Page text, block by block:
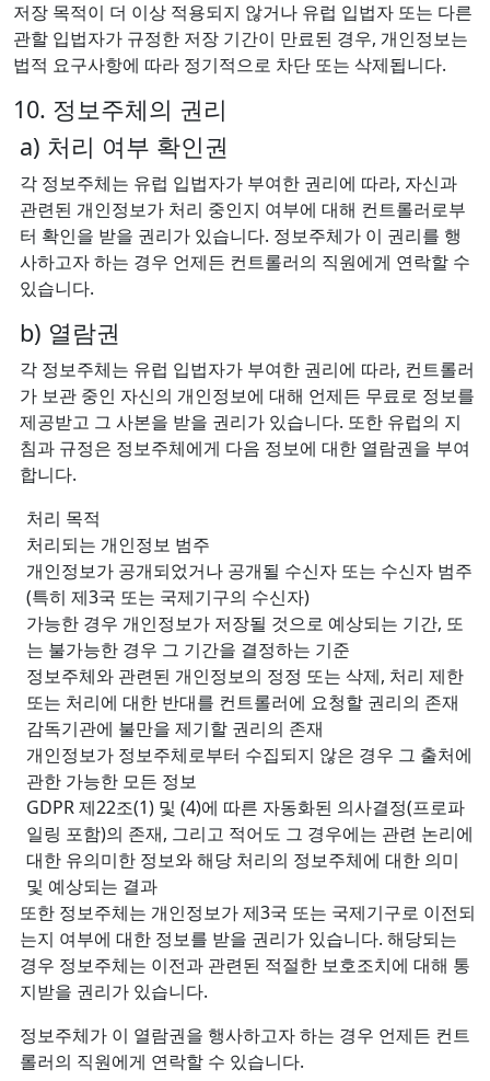
저장 목적이 더 이상 적용되지 않거나 유럽 입법자 또는 다른
관할 입법자가 규정한 저장 기간이 만료된 경우, 개인정보는
법적 요구사항에 따라 정기적으로 차단 또는 삭제됩니다.
10. 정보주체의 권리
a) 처리 여부 확인권
각 정보주체는 유럽 입법자가 부여한 권리에 따라, 자신과
관련된 개인정보가 처리 중인지 여부에 대해 컨트롤러로부
터 확인을 받을 권리가 있습니다. 정보주체가 이 권리를 행
사하고자 하는 경우 언제든 컨트롤러의 직원에게 연락할 수
있습니다.
b) 열람권
각 정보주체는 유럽 입법자가 부여한 권리에 따라, 컨트롤러
가 보관 중인 자신의 개인정보에 대해 언제든 무료로 정보를
제공받고 그 사본을 받을 권리가 있습니다. 또한 유럽의 지
침과 규정은 정보주체에게 다음 정보에 대한 열람권을 부여
합니다.
처리 목적
처리되는 개인정보 범주
개인정보가 공개되었거나 공개될 수신자 또는 수신자 범주
(특히 제3국 또는 국제기구의 수신자)
가능한 경우 개인정보가 저장될 것으로 예상되는 기간, 또
는 불가능한 경우 그 기간을 결정하는 기준
정보주체와 관련된 개인정보의 정정 또는 삭제, 처리 제한
또는 처리에 대한 반대를 컨트롤러에 요청할 권리의 존재
감독기관에 불만을 제기할 권리의 존재
개인정보가 정보주체로부터 수집되지 않은 경우 그 출처에
관한 가능한 모든 정보
GDPR 제22조(1) 및 (4)에 따른 자동화된 의사결정(프로파
일링 포함)의 존재, 그리고 적어도 그 경우에는 관련 논리에
대한 유의미한 정보와 해당 처리의 정보주체에 대한 의미
및 예상되는 결과
또한 정보주체는 개인정보가 제3국 또는 국제기구로 이전되
는지 여부에 대한 정보를 받을 권리가 있습니다. 해당되는
경우 정보주체는 이전과 관련된 적절한 보호조치에 대해 통
지받을 권리가 있습니다.
정보주체가 이 열람권을 행사하고자 하는 경우 언제든 컨트
롤러의 직원에게 연락할 수 있습니다.